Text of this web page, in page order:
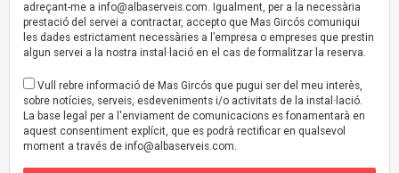
adreçant-me a info@albaserveis.com . Igualment, per a la necessària
prestació del servei a contractar, accepto que Mas Gircós comuniqui
les dades estrictament necessàries a l’empresa o empreses que prestin
algun servei a la nostra instal·lació en el cas de formalitzar la reserva.
Vull rebre informació de Mas Gircós que pugui ser del meu interès,
sobre notícies, serveis, esdeveniments i/o activitats de la instal·lació.
La base legal per a l'enviament de comunicacions es fonamentarà en
aquest consentiment explícit, que es podrà rectificar en qualsevol
moment a través de info@albaserveis.com